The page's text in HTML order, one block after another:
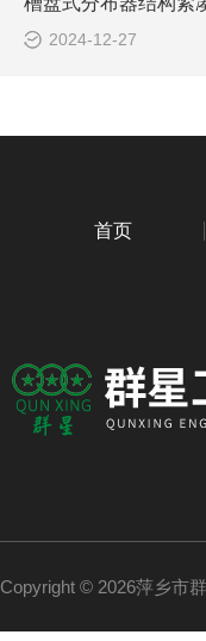
2024-12-27
首页
Copyright © 2026萍乡市